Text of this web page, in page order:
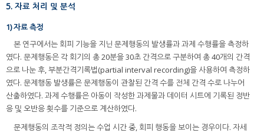
5. 자료 처리 및 분석
1) 자료 측정
본 연구에서는 회피 기능을 지닌 문제행동의 발생률과 과제 수행률을 측정하
였다. 문제행동은 각 회기의 총 20분을 30초 간격으로 구분하여 총 40개의 간격
으로 나눈 후, 부분간격기록법(partial interval recording)을 사용하여 측정하
였다. 문제행동 발생률은 문제행동이 관찰된 간격 수를 전체 간격 수로 나누어
산출하였다. 과제 수행률은 아동이 작성한 과제물과 데이터 시트에 기록된 정반
응 및 오반응 횟수를 기준으로 계산하였다.
문제행동의 조작적 정의는 수업 시간 중, 회피 행동을 보이는 경우이다. 자세